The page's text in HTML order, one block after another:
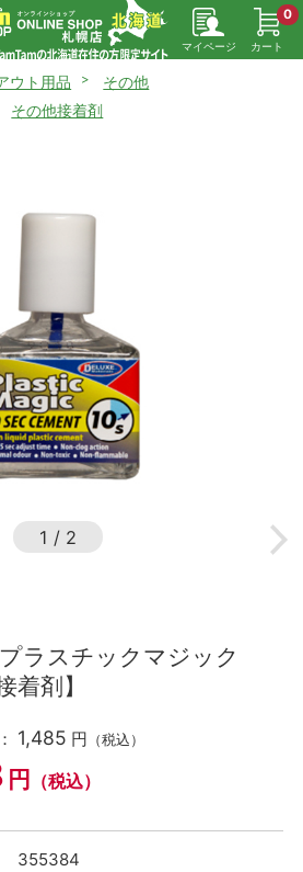
マイページ カート
0
ウト用品
その他
その他接着剤
1 / 2
ラスチックマジック
着剤】
1,485 円 （税込）
円 （税込）
355384